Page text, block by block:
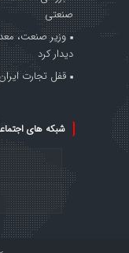
صنعتی
وزیر صنعت،
دیدار کرد
قفل تجارت
شبکه های